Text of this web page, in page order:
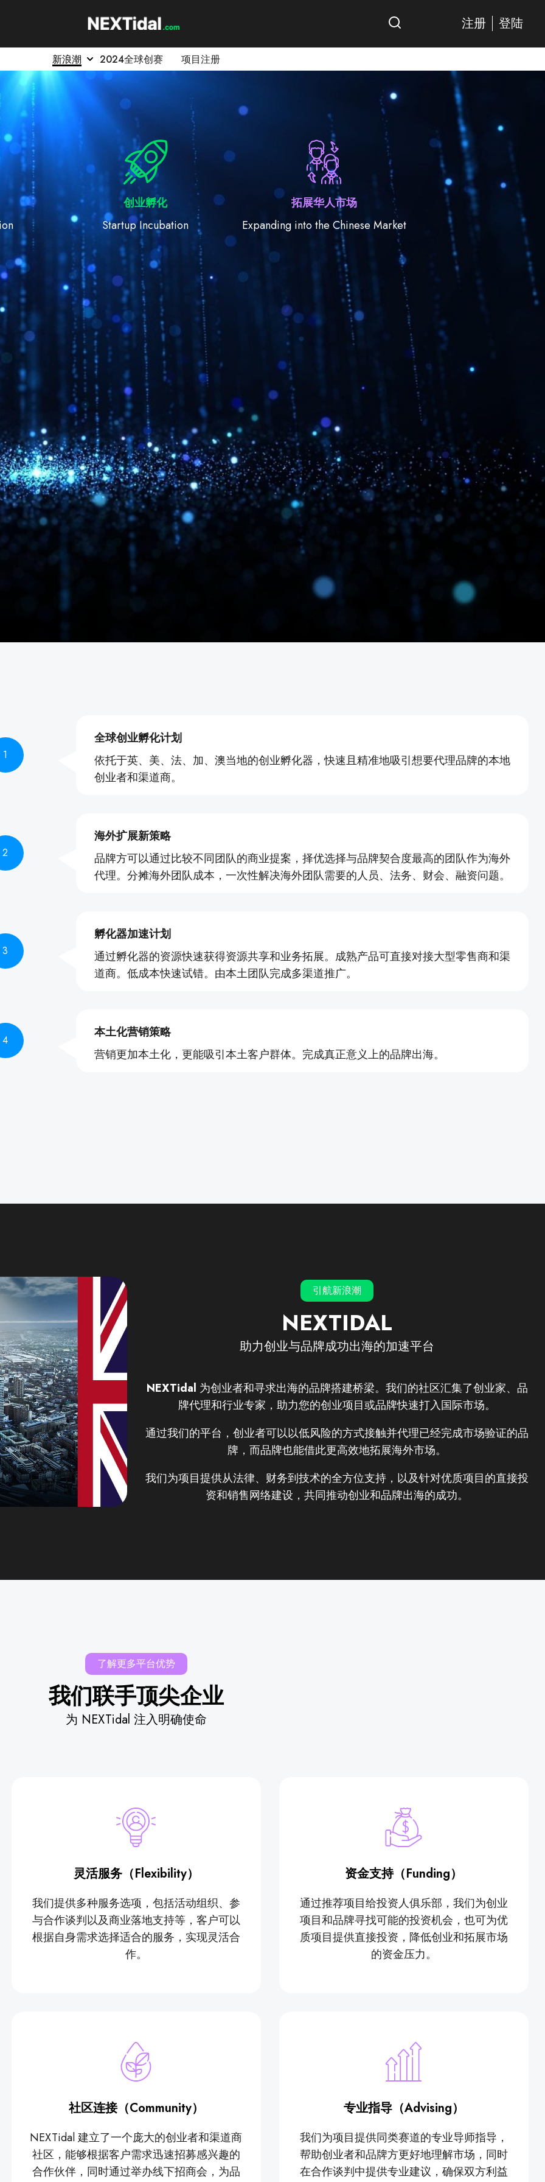
注册 登陆
新浪潮 2024全球创赛 项目注册
创业孵化
Startup Incubation
拓展华人市场
Expanding into the Chinese Market
1
全球创业孵化计划
依托于英、美、法、加、澳当地的创业孵化器，快速且精准地吸引想要代理品牌的本地
创业者和渠道商。
2
海外扩展新策略
品牌方可以通过比较不同团队的商业提案，择优选择与品牌契合度最高的团队作为海外
代理。分摊海外团队成本，一次性解决海外团队需要的人员、法务、财会、融资问题。
3
孵化器加速计划
通过孵化器的资源快速获得资源共享和业务拓展。成熟产品可直接对接大型零售商和渠
道商。低成本快速试错。由本土团队完成多渠道推广。
4
本土化营销策略
营销更加本土化，更能吸引本土客户群体。完成真正意义上的品牌出海。
引航新浪潮
NEXTIDAL
助力创业与品牌成功出海的加速平台
NEXTidal 为创业者和寻求出海的品牌搭建桥梁。我们的社区汇集了创业家、品
牌代理和行业专家，助力您的创业项目或品牌快速打入国际市场。
通过我们的平台，创业者可以以低风险的方式接触并代理已经完成市场验证的品
牌，而品牌也能借此更高效地拓展海外市场。
我们为项目提供从法律、财务到技术的全方位支持，以及针对优质项目的直接投
资和销售网络建设，共同推动创业和品牌出海的成功。
了解更多平台优势
我们联手顶尖企业
为 NEXTidal 注入明确使命
灵活服务（Flexibility）
我们提供多种服务选项，包括活动组织、参
与合作谈判以及商业落地支持等，客户可以
根据自身需求选择适合的服务，实现灵活合
作。
社区连接（Community）
NEXTidal 建立了一个庞大的创业者和渠道商
社区，能够根据客户需求迅速招募感兴趣的
合作伙伴，同时通过举办线下招商会，为品
资金支持（Funding）
通过推荐项目给投资人俱乐部，我们为创业
项目和品牌寻找可能的投资机会，也可为优
质项目提供直接投资，降低创业和拓展市场
的资金压力。
专业指导（Advising）
我们为项目提供同类赛道的专业导师指导，
帮助创业者和品牌方更好地理解市场，同时
在合作谈判中提供专业建议，确保双方利益
姓名 / Name
邮箱 / Email
来的活动。Notify me about related content and upcoming events.
们将使用这些信息来发送与您相关的内容和即将到来的活动信息 / If you opt in above we use this
and upcoming events..
订阅 / SUBSCRIBE